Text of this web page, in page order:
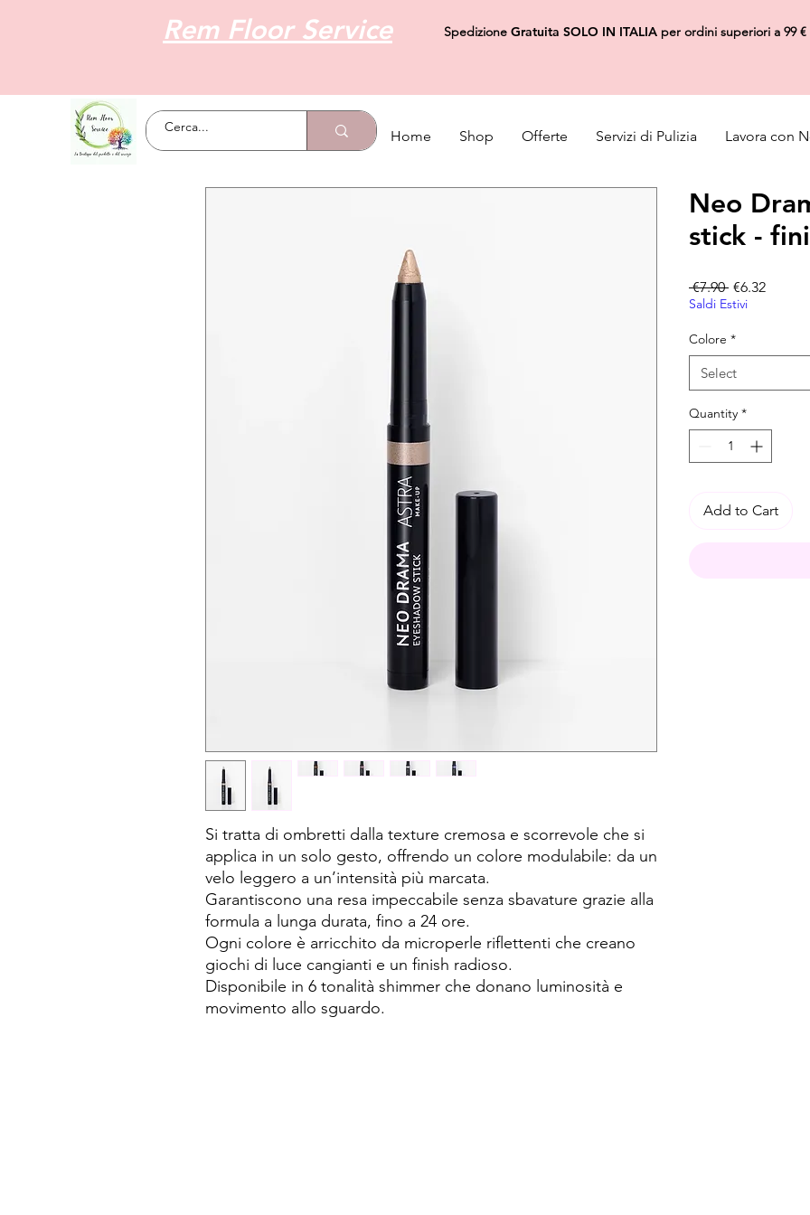
Rem Floor Service Spedizione Gratuita SOLO IN ITALIAper ordini superiori a 99 €
Home Shop Offerte Servizi di Pulizia Lavora con
Si tratta di ombretti dalla texture cremosa e scorrevole che si
applica in un solo gesto, offrendo un colore modulabile: da un
velo leggero a un’intensità più marcata.
Garantiscono una resa impeccabile senza sbavature grazie alla
formula a lunga durata, fino a 24 ore.
Ogni colore è arricchito da microperle riflettenti che creano
giochi di luce cangianti e un finish radioso.
Disponibile in 6 tonalità shimmer che donano luminosità e
movimento allo sguardo.
Neo
stick -
€7.90 Regular Price
€6.32Sale
Saldi Estivi
Colore *
Select
Quantity *
Add to Cart